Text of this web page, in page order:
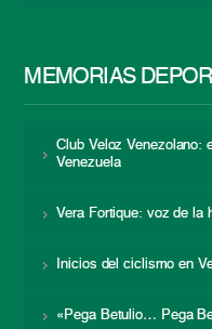
MEMORIAS
Club Veloz Venezolano:
Venezuela
Vera Fortique: voz de la
Inicios del ciclismo en
«Pega Betulio… Pega